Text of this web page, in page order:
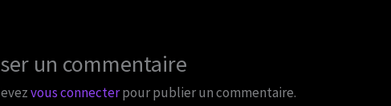
un commentaire
vous connecterpour publier un commentaire.